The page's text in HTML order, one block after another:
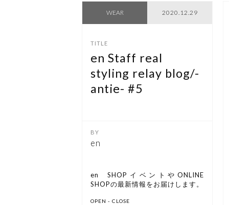
WEAR 2020.12.29
en Staff real
styling relay blog/-
antie- #5
en
en SHOPイベントやONLINE
SHOPの最新情報をお届けします。
OPEN - CLOSE